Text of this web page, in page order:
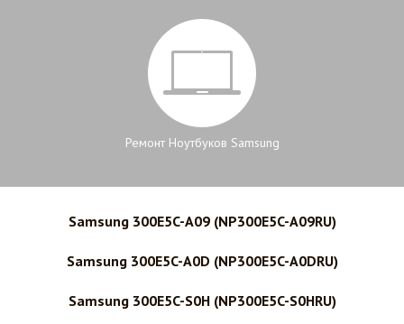
Ремонт Ноутбуков Samsung
Samsung 300E5C-A09 (NP300E5C-A09RU)
Samsung 300E5C-A0D (NP300E5C-A0DRU)
Samsung 300E5C-S0H (NP300E5C-S0HRU)